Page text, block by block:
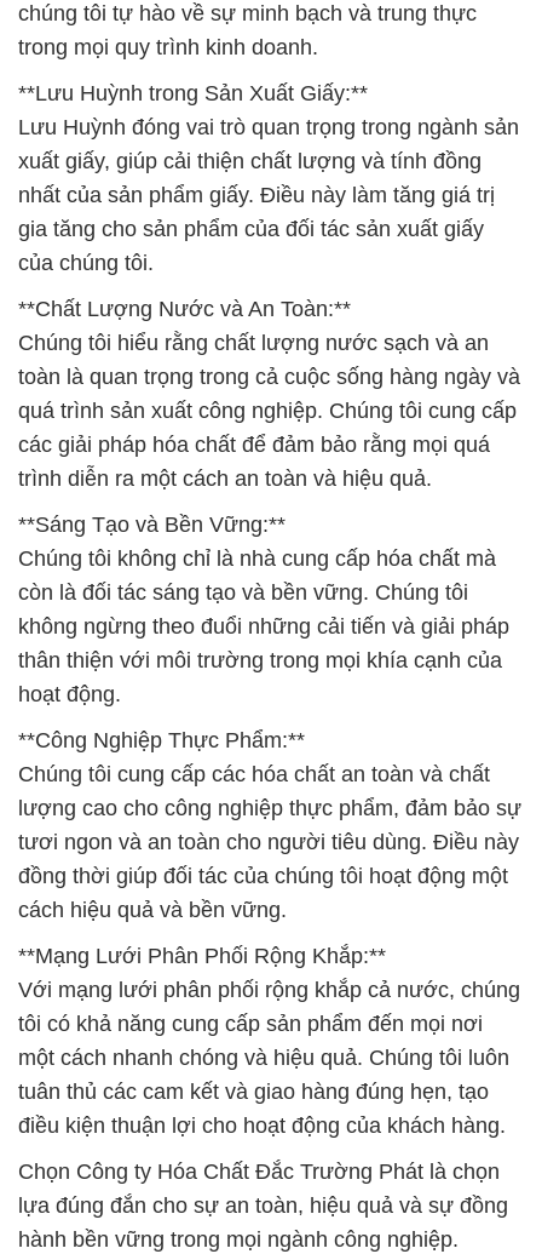
chúng tôi tự hào về sự minh bạch và trung thực
trong mọi quy trình kinh doanh.
**Lưu Huỳnh trong Sản Xuất Giấy:**
Lưu Huỳnh đóng vai trò quan trọng trong ngành sản
xuất giấy, giúp cải thiện chất lượng và tính đồng
nhất của sản phẩm giấy. Điều này làm tăng giá trị
gia tăng cho sản phẩm của đối tác sản xuất giấy
của chúng tôi.
**Chất Lượng Nước và An Toàn:**
Chúng tôi hiểu rằng chất lượng nước sạch và an
toàn là quan trọng trong cả cuộc sống hàng ngày và
quá trình sản xuất công nghiệp. Chúng tôi cung cấp
các giải pháp hóa chất để đảm bảo rằng mọi quá
trình diễn ra một cách an toàn và hiệu quả.
**Sáng Tạo và Bền Vững:**
Chúng tôi không chỉ là nhà cung cấp hóa chất mà
còn là đối tác sáng tạo và bền vững. Chúng tôi
không ngừng theo đuổi những cải tiến và giải pháp
thân thiện với môi trường trong mọi khía cạnh của
hoạt động.
**Công Nghiệp Thực Phẩm:**
Chúng tôi cung cấp các hóa chất an toàn và chất
lượng cao cho công nghiệp thực phẩm, đảm bảo sự
tươi ngon và an toàn cho người tiêu dùng. Điều này
đồng thời giúp đối tác của chúng tôi hoạt động một
cách hiệu quả và bền vững.
**Mạng Lưới Phân Phối Rộng Khắp:**
Với mạng lưới phân phối rộng khắp cả nước, chúng
tôi có khả năng cung cấp sản phẩm đến mọi nơi
một cách nhanh chóng và hiệu quả. Chúng tôi luôn
tuân thủ các cam kết và giao hàng đúng hẹn, tạo
điều kiện thuận lợi cho hoạt động của khách hàng.
Chọn Công ty Hóa Chất Đắc Trường Phát là chọn
lựa đúng đắn cho sự an toàn, hiệu quả và sự đồng
hành bền vững trong mọi ngành công nghiệp.